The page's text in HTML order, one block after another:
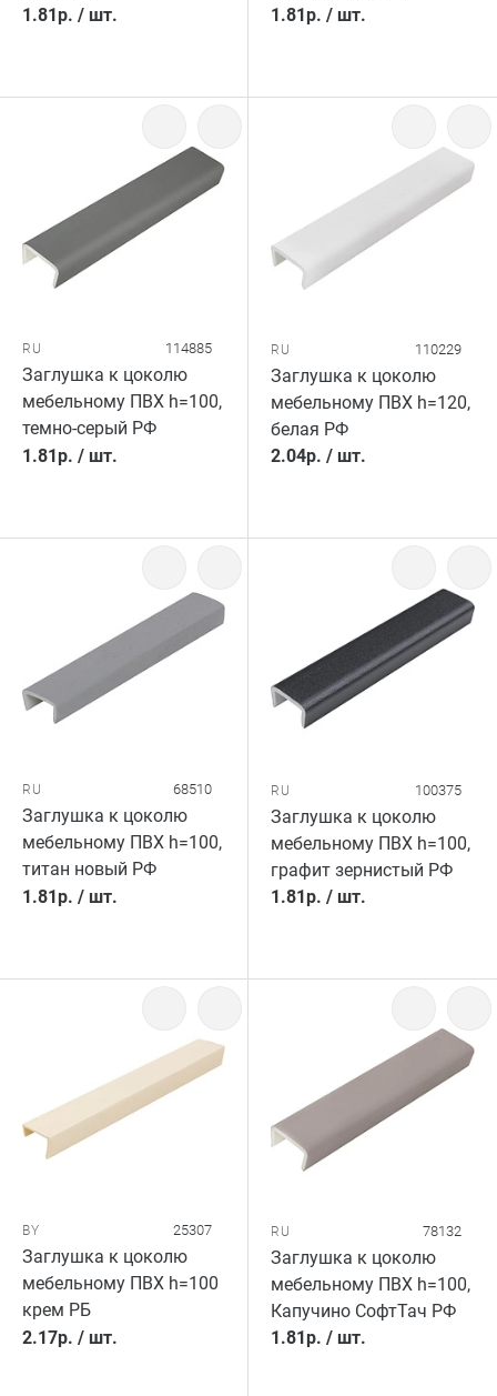
1.81р. / шт.
1.81р. / шт.
RU 114885
Заглушка к цоколю
мебельному ПВХ h=100,
темно-серый РФ
1.81р. / шт.
RU 110229
Заглушка к цоколю
мебельному ПВХ h=120,
белая РФ
2.04р. / шт.
RU 68510
Заглушка к цоколю
мебельному ПВХ h=100,
титан новый РФ
1.81р. / шт.
RU 100375
Заглушка к цоколю
мебельному ПВХ h=100,
графит зернистый РФ
1.81р. / шт.
BY 25307
Заглушка к цоколю
мебельному ПВХ h=100
крем РБ
2.17р. / шт.
RU 78132
Заглушка к цоколю
мебельному ПВХ h=100,
Капучино СофтТач РФ
1.81р. / шт.